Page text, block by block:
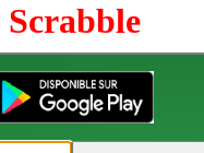
Scrabble